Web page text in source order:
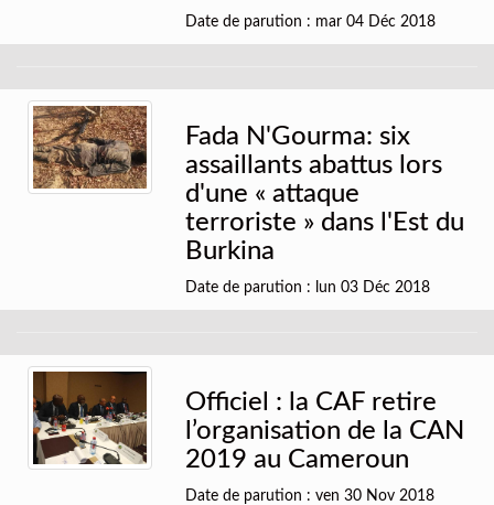
Date de parution : mar 04 Déc 2018
Fada N'Gourma: six
assaillants abattus lors
d'une « attaque
terroriste » dans l'Est du
Burkina
Date de parution : lun 03 Déc 2018
Officiel : la CAF retire
l’organisation de la CAN
2019 au Cameroun
Date de parution : ven 30 Nov 2018